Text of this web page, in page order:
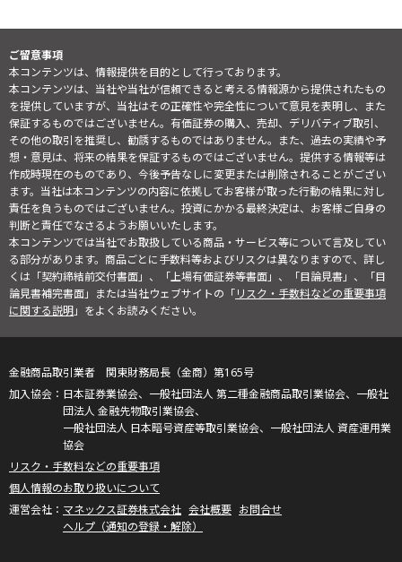
ご留意事項
本コンテンツは、情報提供を目的として行っております。
本コンテンツは、当社や当社が信頼できると考える情報源から提供されたもの
を提供していますが、当社はその正確性や完全性について意見を表明し、また
保証するものではございません。有価証券の購入、売却、デリバティブ取引、
その他の取引を推奨し、勧誘するものではありません。また、過去の実績や予
想・意見は、将来の結果を保証するものではございません。提供する情報等は
作成時現在のものであり、今後予告なしに変更または削除されることがござい
ます。当社は本コンテンツの内容に依拠してお客様が取った行動の結果に対し
責任を負うものではございません。投資にかかる最終決定は、お客様ご自身の
判断と責任でなさるようお願いいたします。
本コンテンツでは当社でお取扱している商品・サービス等について言及してい
る部分があります。商品ごとに手数料等およびリスクは異なりますので、詳し
くは「契約締結前交付書面」、「上場有価証券等書面」、「目論見書」、「目
論見書補完書面」または当社ウェブサイトの「リスク・手数料などの重要事項
に関する説明」をよくお読みください。
金融商品取引業者 関東財務局長（金商）第165号
日本証券業協会、一般社団法人 第二種金融商品取引業協会、一般社
団法人 金融先物取引業協会、
一般社団法人 日本暗号資産等取引業協会、一般社団法人 資産運用業
協会
リスク・手数料などの重要事項
個人情報のお取り扱いについて
マネックス証券株式会社 会社概要 お問合せ
ヘルプ（通知の登録・解除）